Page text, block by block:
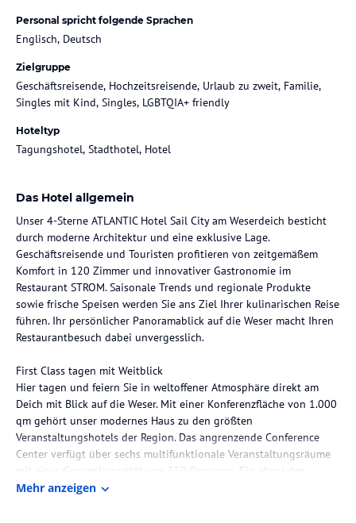
Personal spricht folgende Sprachen
Englisch, Deutsch
Zielgruppe
Geschäftsreisende, Hochzeitsreisende, Urlaub zu zweit, Familie,
Singles mit Kind, Singles, LGBTQIA+ friendly
Hoteltyp
Tagungshotel, Stadthotel, Hotel
Das Hotel allgemein
Unser 4-Sterne ATLANTIC Hotel Sail City am Weserdeich besticht
durch moderne Architektur und eine exklusive Lage.
Geschäftsreisende und Touristen profitieren von zeitgemäßem
Komfort in 120 Zimmer und innovativer Gastronomie im
Restaurant STROM. Saisonale Trends und regionale Produkte
sowie frische Speisen werden Sie ans Ziel Ihrer kulinarischen Reise
führen. Ihr persönlicher Panoramablick auf die Weser macht Ihren
Restaurantbesuch dabei unvergesslich.
First Class tagen mit Weitblick
Hier tagen und feiern Sie in weltoffener Atmosphäre direkt am
Deich mit Blick auf die Weser. Mit einer Konferenzfläche von 1.000
qm gehört unser modernes Haus zu den größten
Veranstaltungshotels der Region. Das angrenzende Conference
Center verfügt über sechs multifunktionale Veranstaltungsräume
mit einer Gesamtkapazität von 550 Personen. Ein absolutes
Highlight für Ihre Anlässe ist das Deck 1 im 1. Obergeschoss und
Mehr anzeigen